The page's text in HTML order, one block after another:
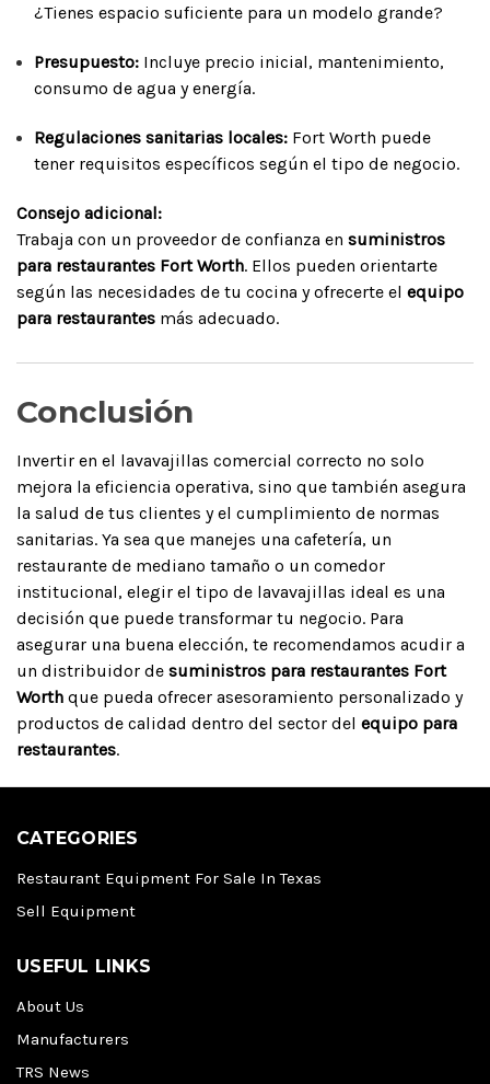
¿Tienes espacio suficiente para un modelo grande?
Presupuesto: Incluye precio inicial, mantenimiento,
consumo de agua y energía.
Regulaciones sanitarias locales: Fort Worth puede
tener requisitos específicos según el tipo de negocio.
Consejo adicional:
Trabaja con un proveedor de confianza en suministros
para restaurantes Fort Worth. Ellos pueden orientarte
según las necesidades de tu cocina y ofrecerte el equipo
para restaurantes más adecuado.
Conclusión
Invertir en el lavavajillas comercial correcto no solo
mejora la eficiencia operativa, sino que también asegura
la salud de tus clientes y el cumplimiento de normas
sanitarias. Ya sea que manejes una cafetería, un
restaurante de mediano tamaño o un comedor
institucional, elegir el tipo de lavavajillas ideal es una
decisión que puede transformar tu negocio. Para
asegurar una buena elección, te recomendamos acudir a
un distribuidor de suministros para restaurantes Fort
Worth que pueda ofrecer asesoramiento personalizado y
productos de calidad dentro del sector del equipo para
restaurantes.
CATEGORIES
Restaurant Equipment For Sale In Texas
Sell Equipment
USEFUL LINKS
About Us
Manufacturers
TRS News